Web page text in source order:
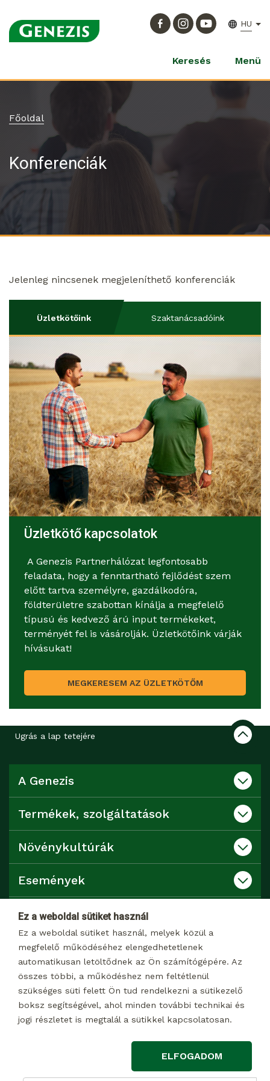
Ez a weboldal sütiket használ
Ez a weboldal sütiket használ, melyek közül a
megfelelő működéséhez elengedhetetlenek
automatikusan letöltődnek az Ön számítógépére. Az
összes többi, a működéshez nem feltétlenül
szükséges süti felett Ön tud rendelkezni a sütikezelő
boksz segítségével, ahol minden további technikai és
jogi részletet is megtalál a sütikkel kapcsolatosan.
ELFOGADOM
HU
Keresés Menü
Főoldal
Konferenciák
Jelenleg nincsenek megjeleníthető konferenciák
Üzletkötőink Szaktanácsadóink
Üzletkötő kapcsolatok
A Genezis Partnerhálózat legfontosabb
feladata, hogy a fenntartható fejlődést szem
előtt tartva személyre, gazdálkodóra,
földterületre szabottan kínálja a megfelelő
típusú és kedvező árú input termékeket,
terményét fel is vásárolják. Üzletkötőink várják
hívásukat!
MEGKERESEM AZ ÜZLETKÖTŐM
Ugrás a lap tetejére
A Genezis
Termékek, szolgáltatások
Növénykultúrák
Események
Katalógusok
Kapcsolat
Dokumentumtár
© 2026 Minden jog fenntartva
Impresszum